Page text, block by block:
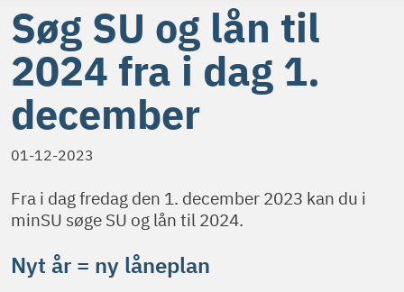
Søg SU og lån til
2024 fra i dag 1.
december
01-12-2023
Fra i dag fredag den 1. december 2023 kan du i
minSU søge SU og lån til 2024.
Nyt år = ny låneplan